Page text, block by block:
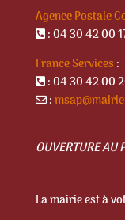
Agence Postale
: 04 30 42 00
France Services :
: 04 30 42 00
:
OUVERTURE AU
La mairie est à